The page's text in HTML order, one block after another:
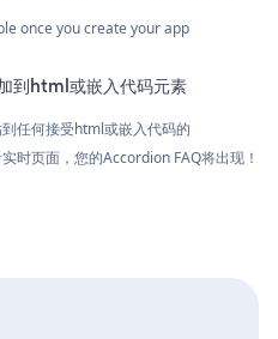
once you create your app
到html或嵌入代码元素
任何接受html或嵌入代码的
时页面，您的Accordion FAQ将出现！